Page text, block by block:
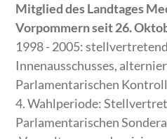
Mitglied des Landtages
Vorpommern seit 26.
1998 - 2005:
Innenausschusses,
Parlamentarischen
4. Wahlperiode:
Parlamentarischen